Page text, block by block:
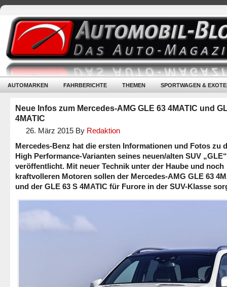
AUTOMARKEN FAHRBERICHTE THEMEN SPORTWAGEN &
Neue Infos zum Mercedes-AMG GLE 63 4MATIC und
4MATIC
26. März 2015 By Redaktion
Mercedes-Benz hat die ersten Informationen und Fotos zu
High Performance-Varianten seines neuen/alten SUV „GLE“
veröffentlicht. Mit neuer Technik unter der Haube und noch
kraftvolleren Motoren sollen der Mercedes-AMG GLE 63
und der GLE 63 S 4MATIC für Furore in der SUV-Klasse